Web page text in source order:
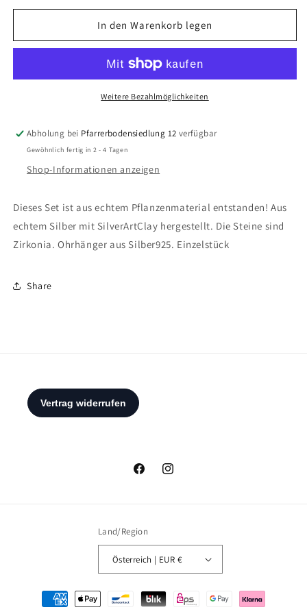
Menge
Set
Menge
für
Set
&quot;Aurica&quot;
In den Warenkorb legen
Weitere Bezahlmöglichkeiten
Abholung bei Pfarrerbodensiedlung 12 verfügbar
Gewöhnlich fertig in 2 - 4 Tagen
Shop-Informationen anzeigen
Dieses Set ist aus echtem Pflanzenmaterial entstanden! Aus
echtem Silber mit SilverArtClay hergestellt. Die Steine sind
Zirkonia. Ohrhänger aus Silber925. Einzelstück
Share
FacebookInstagram
Land/Region
Österreich | EUR €
Zahlungsmethoden